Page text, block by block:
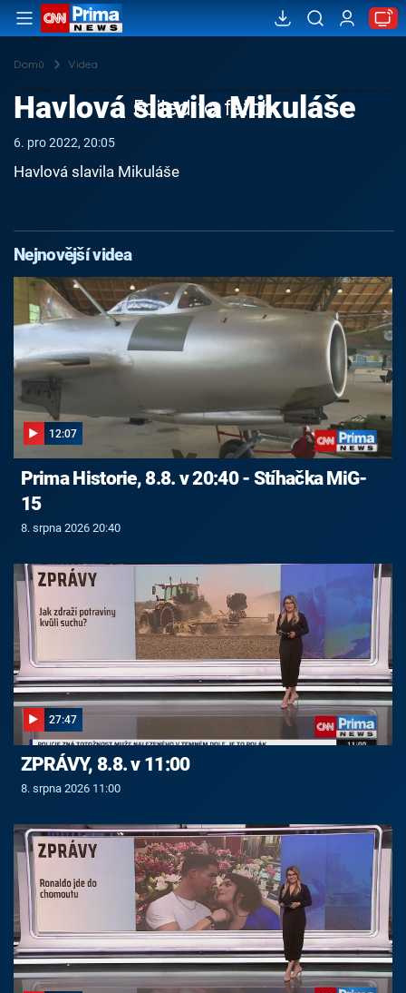
Domů Videa
Failed to fetch
Havlová slavila Mikuláše
6. pro 2022, 20:05
Havlová slavila Mikuláše
Nejnovější videa
12:07
Prima Historie, 8.8. v 20:40 - Stíhačka MiG-
15
8. srpna 2026 20:40
27:47
ZPRÁVY, 8.8. v 11:00
8. srpna 2026 11:00